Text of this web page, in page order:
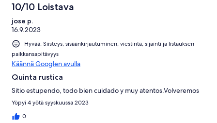
10/10 Loistava
jose p.
16.9.2023
Hyvää: Siisteys, sisäänkirjautuminen, viestintä, sijainti ja listauksen
paikkansapitävyys
Käännä Googlen avulla
Quinta rustica
Sitio estupendo, todo bien cuidado y muy atentos.Volveremos
Yöpyi 4 yötä syyskuussa 2023
0